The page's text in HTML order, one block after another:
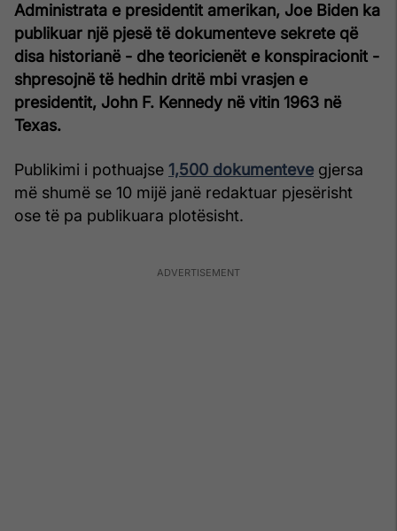
Administrata e presidentit amerikan, Joe Biden ka
publikuar një pjesë të dokumenteve sekrete që
disa historianë - dhe teoricienët e konspiracionit -
shpresojnë të hedhin dritë mbi vrasjen e
presidentit, John F. Kennedy në vitin 1963 në
Texas.
Publikimi i pothuajse 1,500 dokumenteve gjersa
më shumë se 10 mijë janë redaktuar pjesërisht
ose të pa publikuara plotësisht.